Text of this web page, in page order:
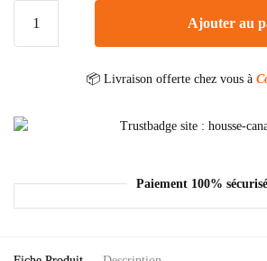
Ajouter au
📦 Livraison offerte chez vous à
Paiement 100% sécurisé